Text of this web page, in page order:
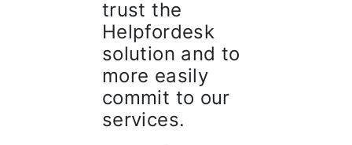
trust the
Helpfordesk
solution and to
more easily
commit to our
services.